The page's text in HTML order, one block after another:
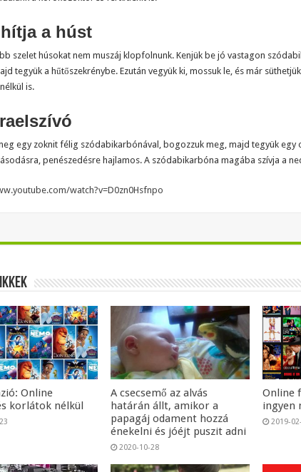
a húst
szelet húsokat nem muszáj klopfolnunk. Kenjük be jó vastagon
tegyük a hűtőszekrénybe. Ezután vegyük ki, mossuk le, és már
is.
egy zoknit félig szódabikarbónával, bogozzuk meg, majd tegyük egy
penészedésre hajlamos. A szódabikarbóna magába szívja a
watch?v=D0zn0Hsfnpo
Online
korlátok nélkül
A csecsemő az alvás
határán állt, amikor a
papagáj odament hozzá
énekelni és jóéjt puszit adni
2020-10-28
Online
ingyen
2019-